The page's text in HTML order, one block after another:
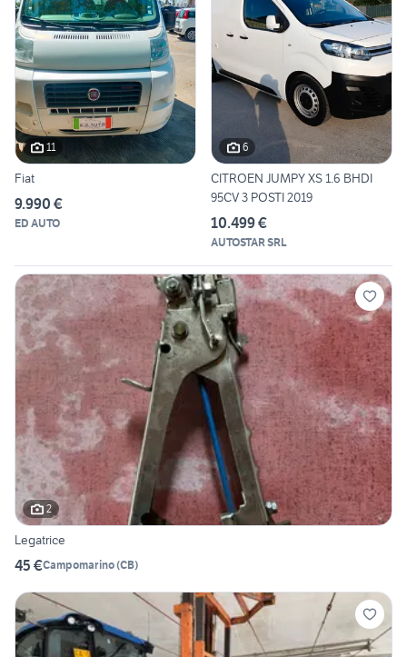
11
Fiat
9.990 €
ED AUTO
6
CITROEN JUMPY XS 1.6 BHDI
95CV 3 POSTI 2019
10.499 €
AUTOSTAR SRL
2
Legatrice
45 €Campomarino(CB)